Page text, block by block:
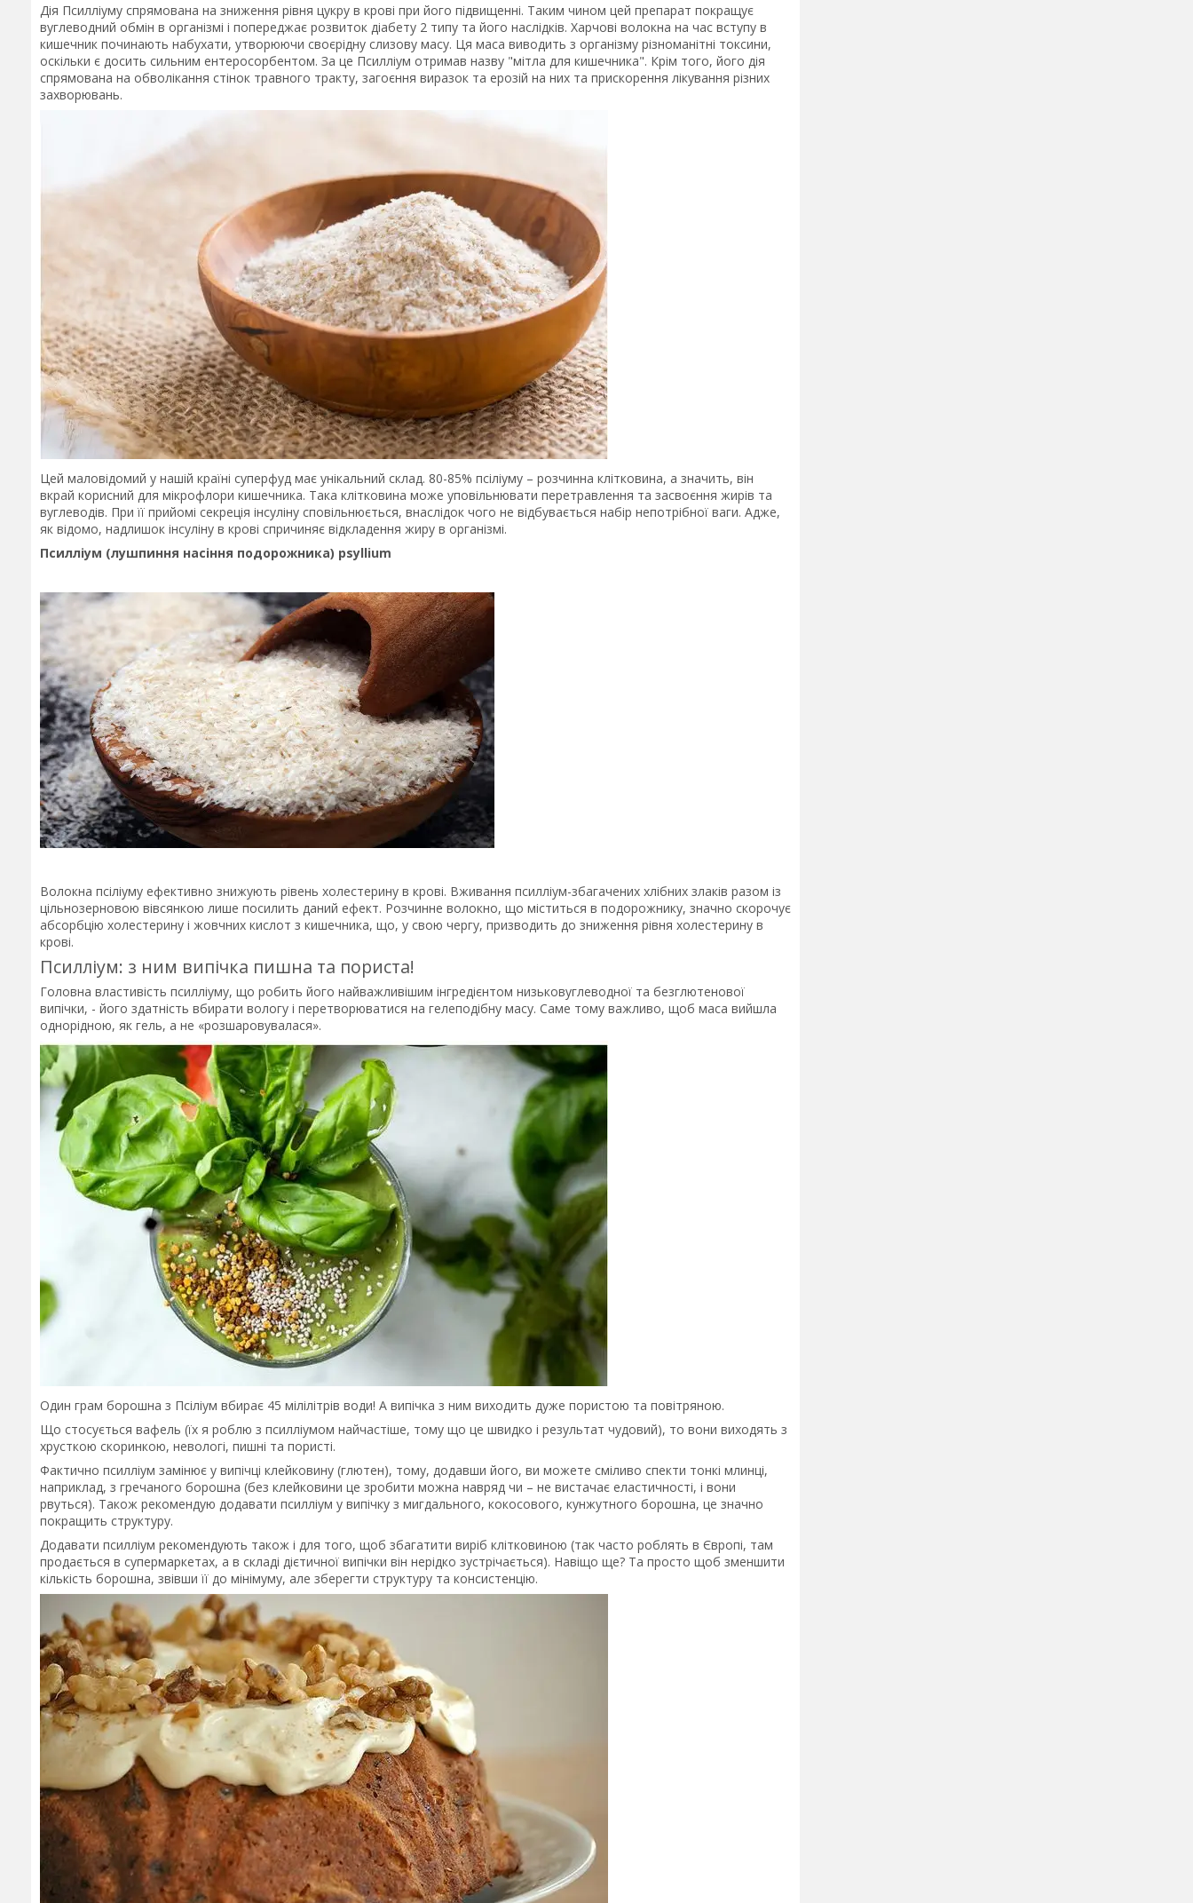
Дія Псилліуму спрямована на зниження рівня цукру в крові при його підвищенні. Таким чином цей препарат покращує
вуглеводний обмін в організмі і попереджає розвиток діабету 2 типу та його наслідків. Харчові волокна на час вступу в
кишечник починають набухати, утворюючи своєрідну слизову масу. Ця маса виводить з організму різноманітні токсини,
оскільки є досить сильним ентеросорбентом. За це Псилліум отримав назву "мітла для кишечника". Крім того, його дія
спрямована на обволікання стінок травного тракту, загоєння виразок та ерозій на них та прискорення лікування різних
захворювань.
Цей маловідомий у нашій країні суперфуд має унікальний склад. 80-85% псіліуму – розчинна клітковина, а значить, він
вкрай корисний для мікрофлори кишечника. Така клітковина може уповільнювати перетравлення та засвоєння жирів та
вуглеводів. При її прийомі секреція інсуліну сповільнюється, внаслідок чого не відбувається набір непотрібної ваги. Адже,
як відомо, надлишок інсуліну в крові спричиняє відкладення жиру в організмі.
Псилліум (лушпиння насіння подорожника) psyllium
Волокна псіліуму ефективно знижують рівень холестерину в крові. Вживання псилліум-збагачених хлібних злаків разом із
цільнозерновою вівсянкою лише посилить даний ефект. Розчинне волокно, що міститься в подорожнику, значно скорочує
абсорбцію холестерину і жовчних кислот з кишечника, що, у свою чергу, призводить до зниження рівня холестерину в
крові.
Псилліум: з ним випічка пишна та пориста!
Головна властивість псилліуму, що робить його найважливішим інгредієнтом низьковуглеводної та безглютенової
випічки, - його здатність вбирати вологу і перетворюватися на гелеподібну масу. Саме тому важливо, щоб маса вийшла
однорідною, як гель, а не «розшаровувалася».
Один грам борошна з Псіліум вбирає 45 мілілітрів води! А випічка з ним виходить дуже пористою та повітряною.
Що стосується вафель (їх я роблю з псилліумом найчастіше, тому що це швидко і результат чудовий), то вони виходять з
хрусткою скоринкою, невологі, пишні та пористі.
Фактично псилліум замінює у випічці клейковину (глютен), тому, додавши його, ви можете сміливо спекти тонкі млинці,
наприклад, з гречаного борошна (без клейковини це зробити можна навряд чи – не вистачає еластичності, і вони
рвуться). Також рекомендую додавати псилліум у випічку з мигдального, кокосового, кунжутного борошна, це значно
покращить структуру.
Додавати псилліум рекомендують також і для того, щоб збагатити виріб клітковиною (так часто роблять в Європі, там
продається в супермаркетах, а в складі дієтичної випічки він нерідко зустрічається). Навіщо ще? Та просто щоб зменшити
кількість борошна, звівши її до мінімуму, але зберегти структуру та консистенцію.